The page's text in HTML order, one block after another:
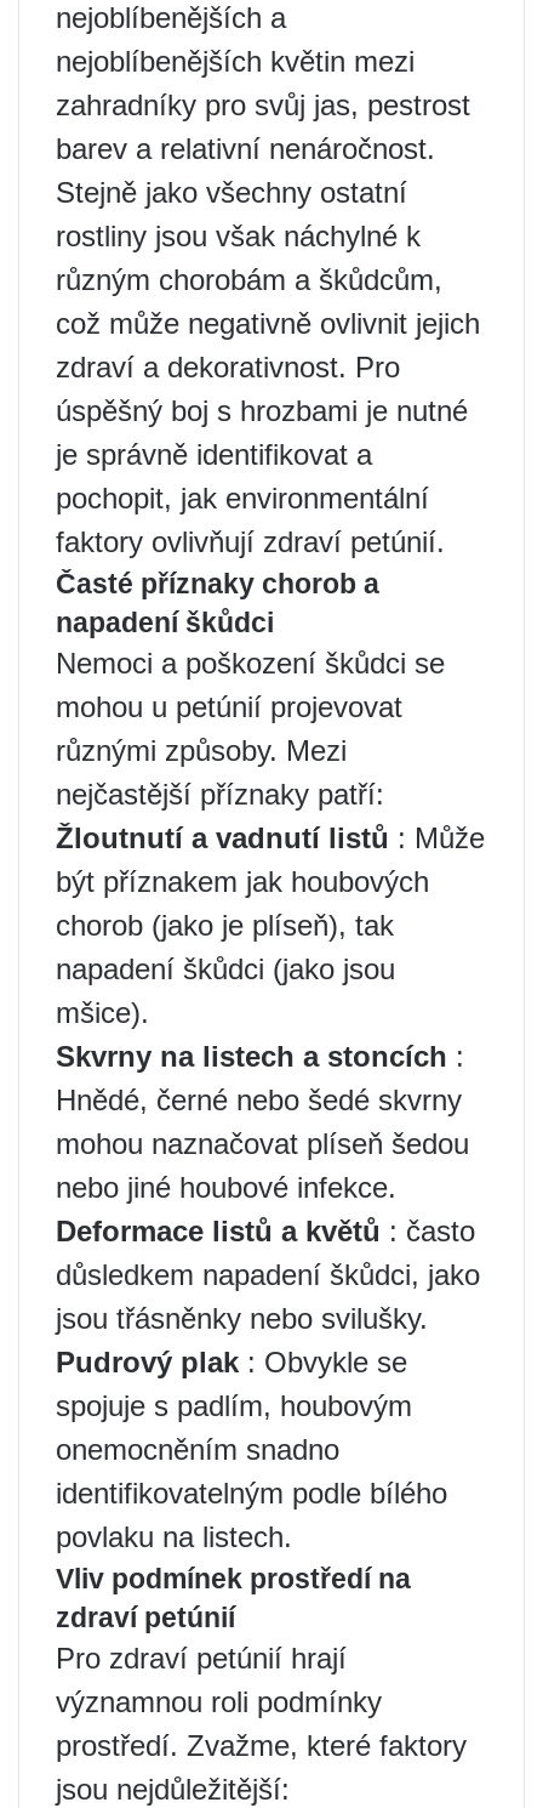
nejoblíbenějších a
nejoblíbenějších květin mezi
zahradníky pro svůj jas, pestrost
barev a relativní nenáročnost.
Stejně jako všechny ostatní
rostliny jsou však náchylné k
různým chorobám a škůdcům,
což může negativně ovlivnit jejich
zdraví a dekorativnost. Pro
úspěšný boj s hrozbami je nutné
je správně identifikovat a
pochopit, jak environmentální
faktory ovlivňují zdraví petúnií.
Časté příznaky chorob a
napadení škůdci
Nemoci a poškození škůdci se
mohou u petúnií projevovat
různými způsoby. Mezi
nejčastější příznaky patří:
Žloutnutí a vadnutí listů : Může
být příznakem jak houbových
chorob (jako je plíseň), tak
napadení škůdci (jako jsou
mšice).
Skvrny na listech a stoncích :
Hnědé, černé nebo šedé skvrny
mohou naznačovat plíseň šedou
nebo jiné houbové infekce.
Deformace listů a květů : často
důsledkem napadení škůdci, jako
jsou třásněnky nebo svilušky.
Pudrový plak : Obvykle se
spojuje s padlím, houbovým
onemocněním snadno
identifikovatelným podle bílého
povlaku na listech.
Vliv podmínek prostředí na
zdraví petúnií
Pro zdraví petúnií hrají
významnou roli podmínky
prostředí. Zvažme, které faktory
jsou nejdůležitější: